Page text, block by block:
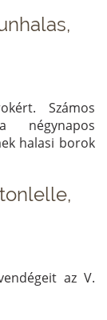
Számos
négynapos
halasi borok
az V.